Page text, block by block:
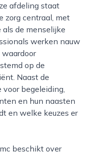
afdeling staat
zorg centraal, met
de menselijke
werken nauw
op de
Naast de
voor begeleiding,
en hun naasten
en welke keuzes er